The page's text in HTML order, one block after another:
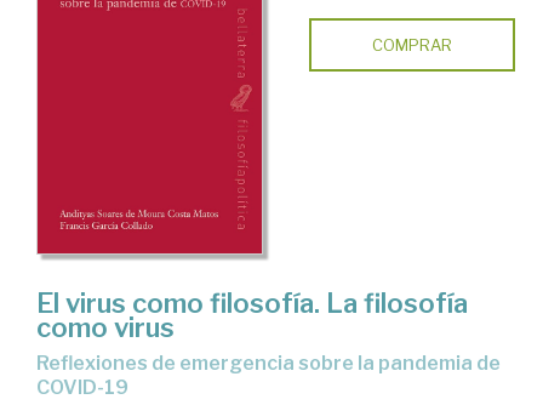
COMPRAR
El virus como filosofía. La filosofía
como virus
Reflexiones de emergencia sobre la pandemia de
COVID-19